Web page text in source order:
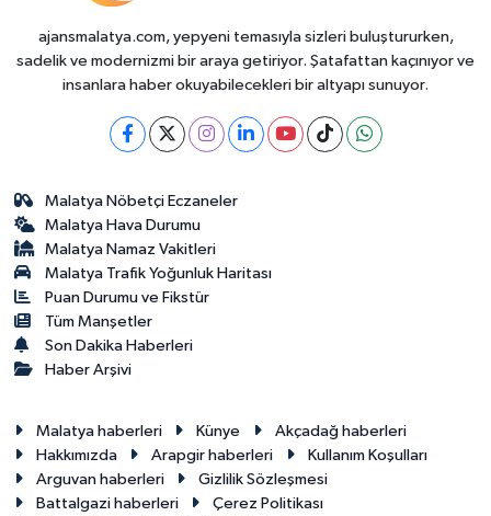
ajansmalatya.com, yepyeni temasıyla sizleri buluştururken,
sadelik ve modernizmi bir araya getiriyor. Şatafattan kaçınıyor ve
insanlara haber okuyabilecekleri bir altyapı sunuyor.
Malatya Nöbetçi Eczaneler
Malatya Hava Durumu
Malatya Namaz Vakitleri
Malatya Trafik Yoğunluk Haritası
Puan Durumu ve Fikstür
Tüm Manşetler
Son Dakika Haberleri
Haber Arşivi
Malatya haberleri Künye
Akçadağ haberleri
Hakkımızda
Arapgir haberleri
Kullanım Koşulları
Arguvan haberleri
Gizlilik Sözleşmesi
Battalgazi haberleri
Çerez Politikası